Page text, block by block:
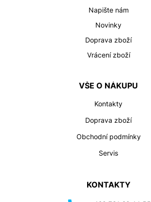
Napište nám
Novinky
Doprava zboží
Vrácení zboží
VŠE O NÁKUPU
Kontakty
Doprava zboží
Obchodní podmínky
Servis
KONTAKTY